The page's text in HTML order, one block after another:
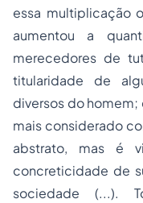
essa multiplicação
aumentou a
merecedores de
titularidade de
diversos do
mais considerado
abstrato, mas é
concreticidade de
sociedade (...).